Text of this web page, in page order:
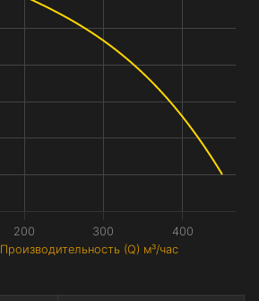
Производительность (Q) м³/час
200 300 400